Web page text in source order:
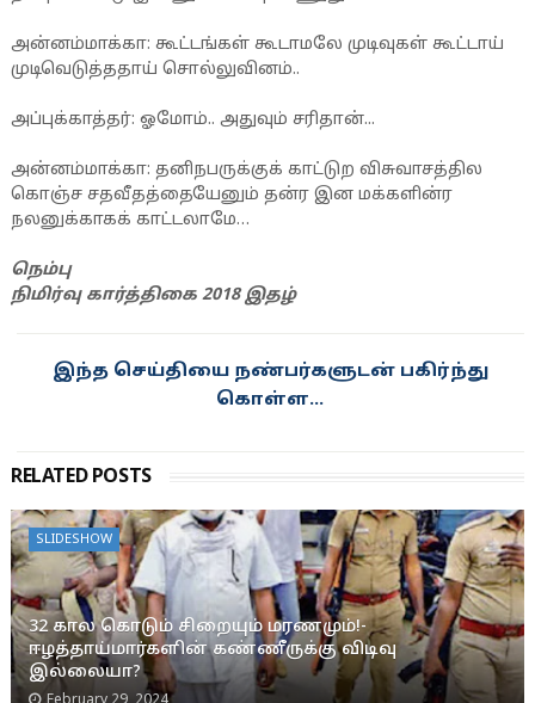
அன்னம்மாக்கா: கூட்டங்கள் கூடாமலே முடிவுகள் கூட்டாய்
முடிவெடுத்ததாய் சொல்லுவினம்..
அப்புக்காத்தர்: ஓமோம்.. அதுவும் சரிதான்...
அன்னம்மாக்கா: தனிநபருக்குக் காட்டுற விசுவாசத்தில
கொஞ்ச சதவீதத்தையேனும் தன்ர இன மக்களின்ர
நலனுக்காகக் காட்டலாமே…
நெம்பு
நிமிர்வு கார்த்திகை 2018 இதழ்
இந்த செய்தியை நண்பர்களுடன் பகிர்ந்து
கொள்ள...
RELATED POSTS
SLIDESHOW
32 கால கொடும் சிறையும் மரணமும்!-
ஈழத்தாய்மார்களின் கண்ணீருக்கு விடிவு
இல்லையா?